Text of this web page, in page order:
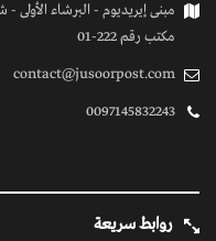
مبنى إيريديوم - البرشاء الأولى
مكتب رقم 222-01
contact@jusoorpost.com
0097145832243
روابط سريعة